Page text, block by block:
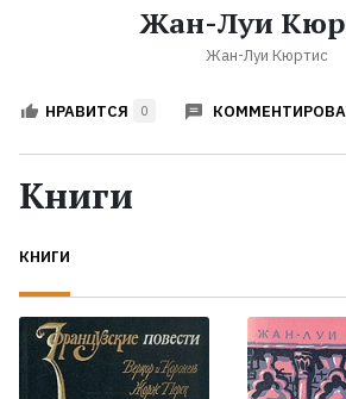
обсуждаемые
Авторы
Жанры
Экранизации
Коллекции
Жан-Луи
Жан-Луи Кюртис
НРАВИТСЯ 0
Книги
КНИГИ